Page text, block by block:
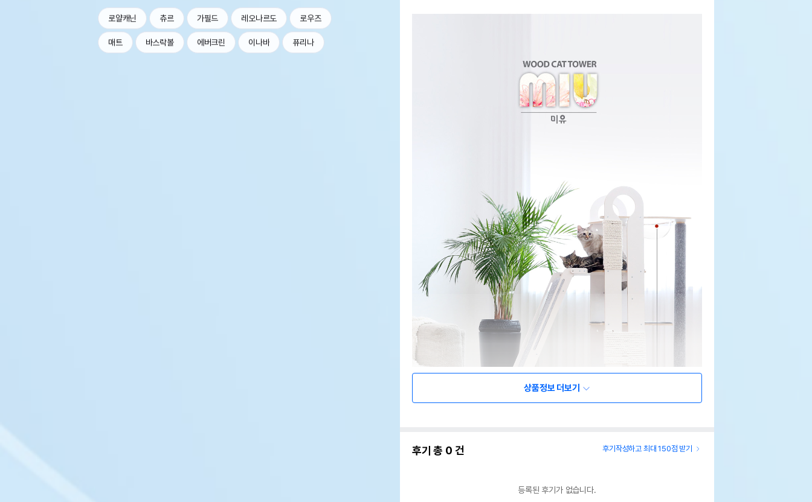
로얄캐닌 츄르 가필드 레오나르도 로우즈
매트 바스락볼 에버크린 이나바 퓨리나
상품정보 더보기
후기 총 0 건 후기작성하고 최대 150점 받기
등록된 후기가 없습니다.